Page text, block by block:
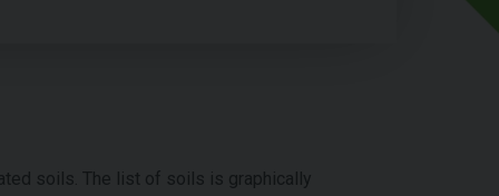
soils. The list of soils is graphically